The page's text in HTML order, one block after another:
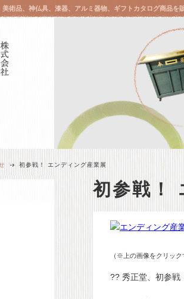
術品、神仏具、漆器、アルミ器物、ギフトカタログ商品を
初参戦！ エンディング産業展
初参戦！
（※上の画像をクリッ
?? 秀正堂、初参戦